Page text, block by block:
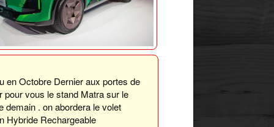
en Octobre Dernier aux portes de
pour vous le stand Matra sur le
. on abordera le volet
Hybride Rechargeable